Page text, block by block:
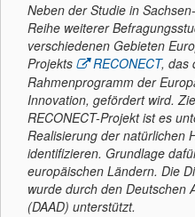
Neben der Studie in
Reihe weiterer
verschiedenen Gebieten
Projekts
RECONECT, das
Rahmenprogramm der
Innovation, gefördert wird.
RECONECT-Projekt ist es
Realisierung der natürlichen
identifizieren. Grundlage
europäischen Ländern. Die
wurde durch den Deutschen
(DAAD) unterstützt.